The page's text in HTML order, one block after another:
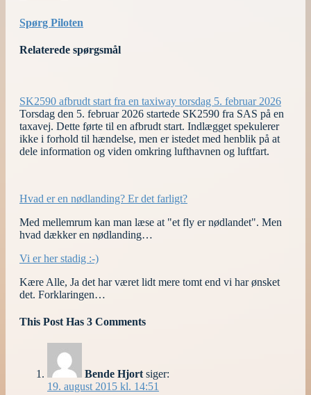
Spørg Piloten
Relaterede spørgsmål
SK2590 afbrudt start fra en taxiway torsdag 5. februar 2026
Torsdag den 5. februar 2026 startede SK2590 fra SAS på en
taxavej. Dette førte til en afbrudt start. Indlægget spekulerer
ikke i forhold til hændelse, men er istedet med henblik på at
dele information og viden omkring lufthavnen og luftfart.
Hvad er en nødlanding? Er det farligt?
Med mellemrum kan man læse at "et fly er nødlandet". Men
hvad dækker en nødlanding…
Vi er her stadig :-)
Kære Alle, Ja det har været lidt mere tomt end vi har ønsket
det. Forklaringen…
This Post Has 3 Comments
Bende Hjort siger:
19. august 2015 kl. 14:51